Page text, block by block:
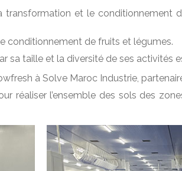
transformation et le conditionnement
conditionnement de fruits et légumes.
sa taille et la diversité de ses activités
à Solve Maroc Industrie,
réaliser l’ensemble des sols des